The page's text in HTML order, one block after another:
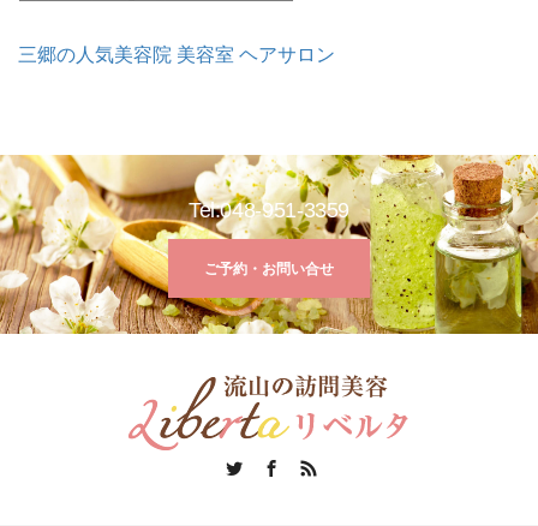
リ
三郷の人気美容院 美容室 ヘアサロン
Tel:048-951-3359
ご予約・お問い合せ
TwitterFacebook